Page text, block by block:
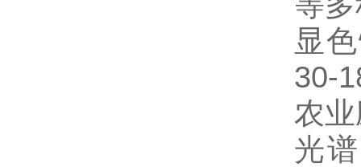
显
30-
农
光